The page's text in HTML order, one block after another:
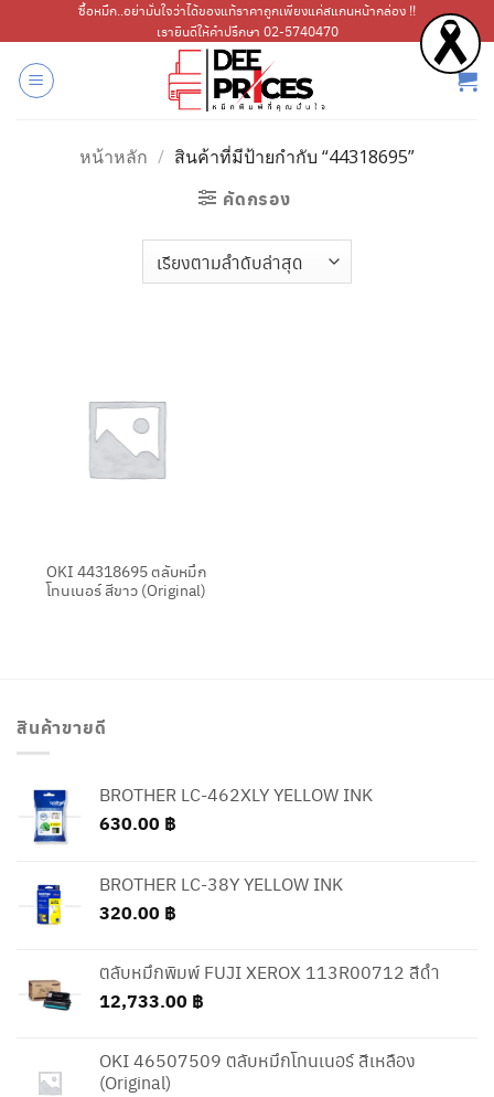
ไป
เนื้อหา
ซื้อหมึก..อย่ามั่นใจว่าได้ของแท้ราคาถูกเพียงแค่สแกนหน้ากล่อง !!
เรายินดีให้คำปรึกษา 02-5740470
หน้าหลัก / สินค้าที่มีป้ายกำกับ “44318695”
คัดกรอง
OKI 44318695 ตลับหมึก
โทนเนอร์ สีขาว (Original)
สินค้าขายดี
BROTHER LC-462XLY YELLOW INK
630.00 ฿
BROTHER LC-38Y YELLOW INK
320.00 ฿
ตลับหมึกพิมพ์ FUJI XEROX 113R00712 สีดำ
12,733.00 ฿
OKI 46507509 ตลับหมึกโทนเนอร์ สีเหลือง
(Original)